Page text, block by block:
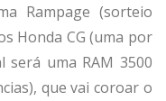
Rampage (sorteio
Honda CG (uma por
uma RAM 3500
que vai coroar o